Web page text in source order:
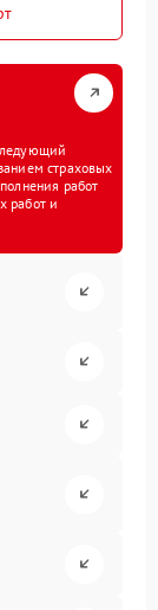
страховых
работ
работ и